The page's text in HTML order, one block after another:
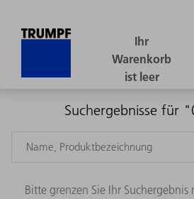
Suchergebnisse für
Bitte grenzen Sie Ihr